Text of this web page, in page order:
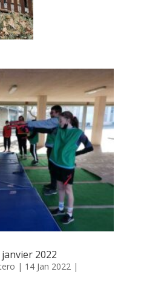
2022
| 14 Jan 2022|